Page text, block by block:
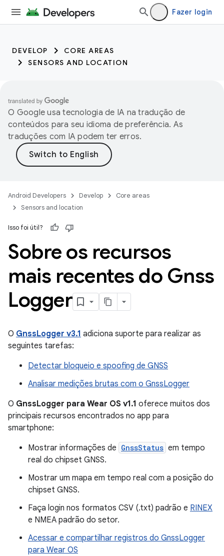
Fazer login
DEVELOP
CORE AREAS
SENSORS AND LOCATION
O Google usa tecnologia de IA na tradução de
conteúdos para seu idioma de preferência. As
traduções com IA podem ter erros.
Android Developers Develop
Core areas
Sensors and location
Isso foi útil?
Sobre os recursos
mais recentes do Gnss
Logger
O GnssLogger v3.1 adiciona suporte para realizar as
seguintes tarefas:
Detectar bloqueio e spoofing de GNSS
Analisar medições brutas com o GnssLogger
O GnssLogger para Wear OS v1.1 oferece muitos dos
principais recursos encontrados no app para
smartphone:
Mostrar informações de GnssStatus em tempo
real do chipset GNSS.
Mostrar um mapa em tempo real com a posição do
chipset GNSS.
Faça login nos formatos CSV (.txt) padrão e RINEX
e NMEA padrão do setor.
Acessar e compartilhar registros do GnssLogger
para Wear OS